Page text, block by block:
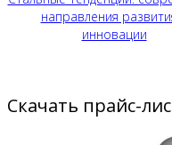
направления
инновации
Скачать прайс-